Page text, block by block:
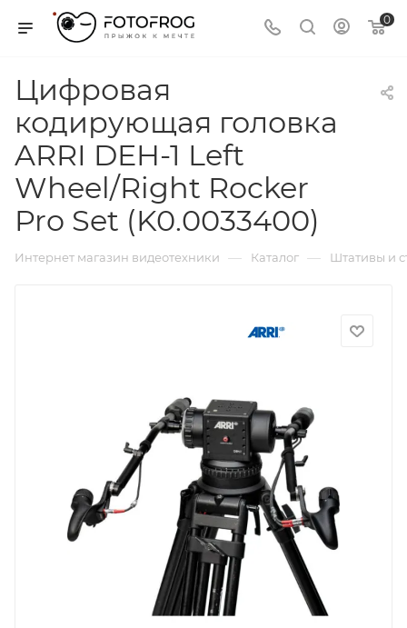
0
Цифровая
кодирующая головка
ARRI DEH-1 Left
Wheel/Right Rocker
Pro Set (K0.0033400)
Интернет магазин видеотехники — Каталог — Штативы и